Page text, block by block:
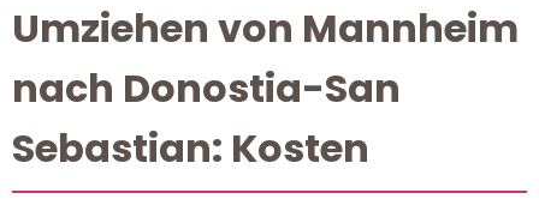
Umziehen von Mannheim
nach Donostia-San
Sebastian: Kosten